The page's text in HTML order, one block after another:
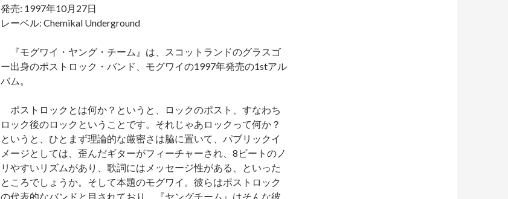
発売: 1997年10月27日
レーベル: Chemikal Underground
『モグワイ・ヤング・チーム』は、スコットランドのグラスゴ
ー出身のポストロック・バンド、モグワイの1997年発売の1stアル
バム。
ポストロックとは何か？というと、ロックのポスト、すなわち
ロック後のロックということです。それじゃあロックって何か？
というと、ひとまず理論的な厳密さは脇に置いて、パブリックイ
メージとしては、歪んだギターがフィーチャーされ、8ビートのノ
リやすいリズムがあり、歌詞にはメッセージ性がある、といった
ところでしょうか。そして本題のモグワイ。彼らはポストロック
の代表的なバンドと目されており、『ヤングチーム』はそんな彼